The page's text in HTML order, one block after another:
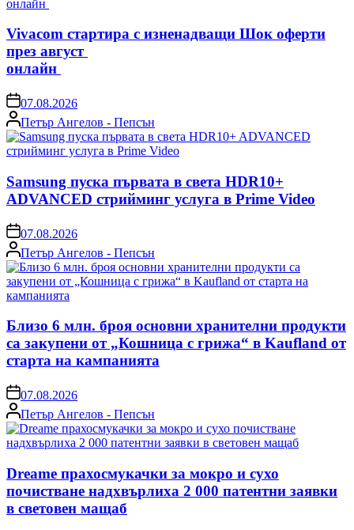
Vivacom стартира с изненадващи Шок оферти
през август
онлайн
on07.08.2026
Posted
by
Петър Ангелов - Пепсън
Samsung пуска първата в света HDR10+
ADVANCED стрийминг услуга в Prime Video
on07.08.2026
Posted
by
Петър Ангелов - Пепсън
Близо 6 млн. броя основни хранителни продукти
са закупени от „Кошница с грижа“ в Kaufland от
старта на кампанията
on07.08.2026
Posted
by
Петър Ангелов - Пепсън
Dreame прахосмукачки за мокро и сухо
почистване надхвърлиха 2 000 патентни заявки
в световен мащаб